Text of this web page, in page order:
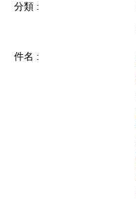
分類
件名